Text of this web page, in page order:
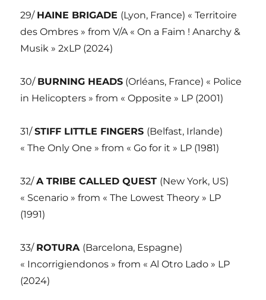
29/ HAINE BRIGADE (Lyon, France) « Territoire
des Ombres » from V/A « On a Faim ! Anarchy &
Musik » 2xLP (2024)
30/ BURNING HEADS (Orléans, France) « Police
in Helicopters » from « Opposite » LP (2001)
31/STIFF LITTLE FINGERS (Belfast, Irlande)
« The Only One » from « Go for it » LP (1981)
32/A TRIBE CALLED QUEST (New York, US)
« Scenario » from « The Lowest Theory » LP
(1991)
33/ ROTURA (Barcelona, Espagne)
« Incorrigiendonos » from « Al Otro Lado » LP
(2024)